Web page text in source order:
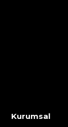
Kurumsal